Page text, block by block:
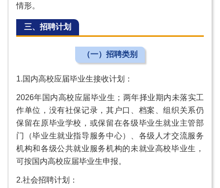
情形。
三、招聘计划
（一）招聘类别
1.国内高校应届毕业生接收计划：
2026年国内高校应届毕业生；两年择业期内未落实工
作单位，没有社保记录，其户口、档案、组织关系仍
保留在原毕业学校，或保留在各级毕业生就业主管部
门（毕业生就业指导服务中心）、各级人才交流服务
机构和各级公共就业服务机构的未就业高校毕业生，
可按国内高校应届毕业生申报。
2.社会招聘计划：